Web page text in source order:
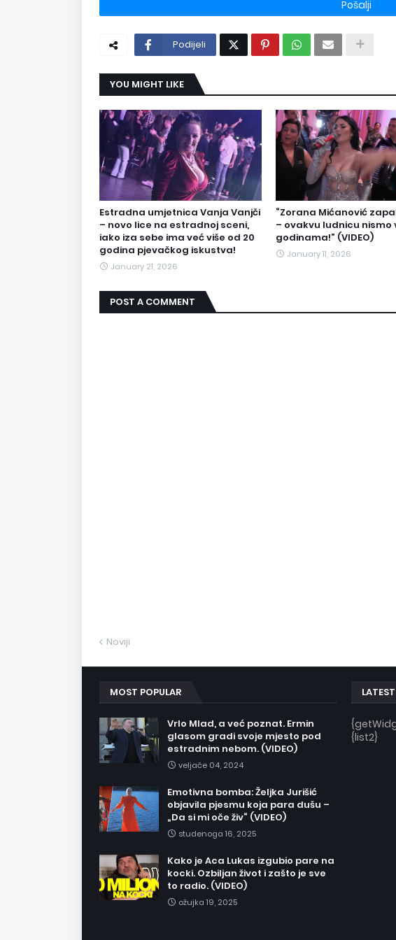
Podijeli
YOU MIGHT LIKE
Estradna umjetnica Vanja Vanjči
– novo lice na estradnoj sceni,
iako iza sebe ima već više od 20
godina pjevačkog iskustva!
January 21, 2026
“Zorana Mićanović
– ovakvu ludnicu nismo
godinama!” (VIDEO)
January 11, 2026
POST A COMMENT
Noviji
MOST POPULAR
Vrlo Mlad, a već poznat. Ermin
glasom gradi svoje mjesto pod
estradnim nebom. (VIDEO)
veljače 04, 2024
Emotivna bomba: Željka Jurišić
objavila pjesmu koja para dušu –
„Da si mi oče živ“ (VIDEO)
studenoga 16, 2025
Kako je Aca Lukas izgubio pare na
kocki. Ozbiljan život i zašto je sve
to radio. (VIDEO)
ožujka 19, 2025
LATEST
{list2}